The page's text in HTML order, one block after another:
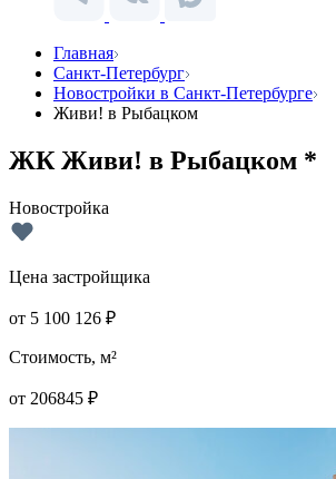
Главная
Санкт-Петербург
Новостройки в Санкт-Петербурге
Живи! в Рыбацком
ЖК Живи! в Рыбацком *
Новостройка
Цена застройщика
от 5 100 126 ₽
Стоимость, м²
от 206845 ₽